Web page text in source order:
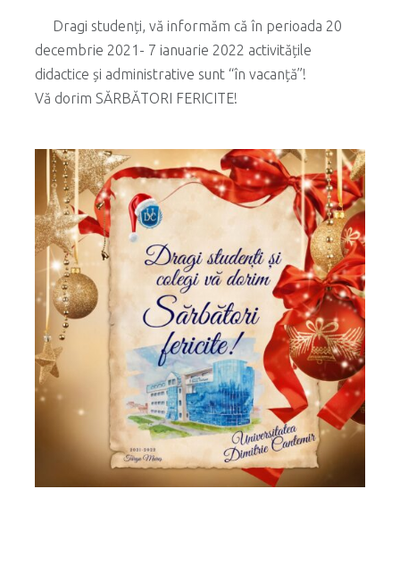
Dragi studenți, vă informăm că în perioada 20
decembrie 2021- 7 ianuarie 2022 activitățile
didactice și administrative sunt “în vacanță”!
Vă dorim SĂRBĂTORI FERICITE!